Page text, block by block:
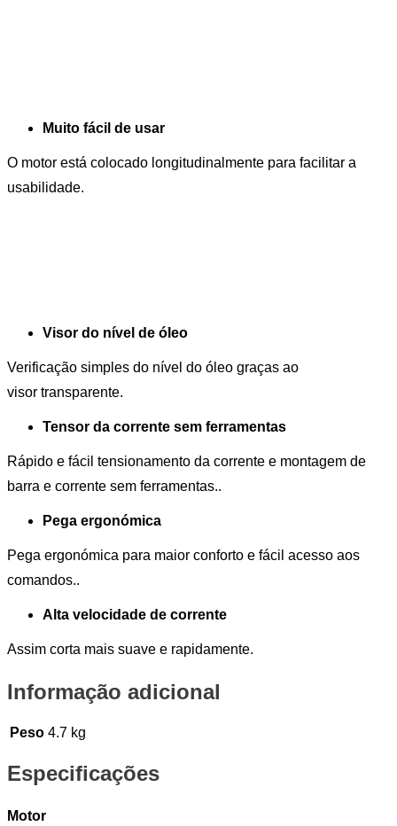
Muito fácil de usar
O motor está colocado longitudinalmente para facilitar a
usabilidade.
Visor do nível de óleo
Verificação simples do nível do óleo graças ao
visor transparente.
Tensor da corrente sem ferramentas
Rápido e fácil tensionamento da corrente e montagem de
barra e corrente sem ferramentas..
Pega ergonómica
Pega ergonómica para maior conforto e fácil acesso aos
comandos..
Alta velocidade de corrente
Assim corta mais suave e rapidamente.
Informação adicional
Peso 4.7 kg
Especificações
Motor